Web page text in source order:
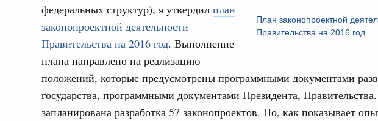
План законопроектной
Правительства на 2016 год
федеральных структур), я утвердил план
законопроектной деятельности
Правительства на 2016 год. Выполнение
плана направлено на реализацию
положений, которые предусмотрены программными документами
государства, программными документами Президента,
запланирована разработка 57 законопроектов. Но, как показывает
(2026 год, №20)
повестки – об итогах прохождения предприятиями ЖКХ и электроэнергетики
периода 2025–2026 годов и задачах по подготовке к прохождению осенне-зимнего
3 июня, среда